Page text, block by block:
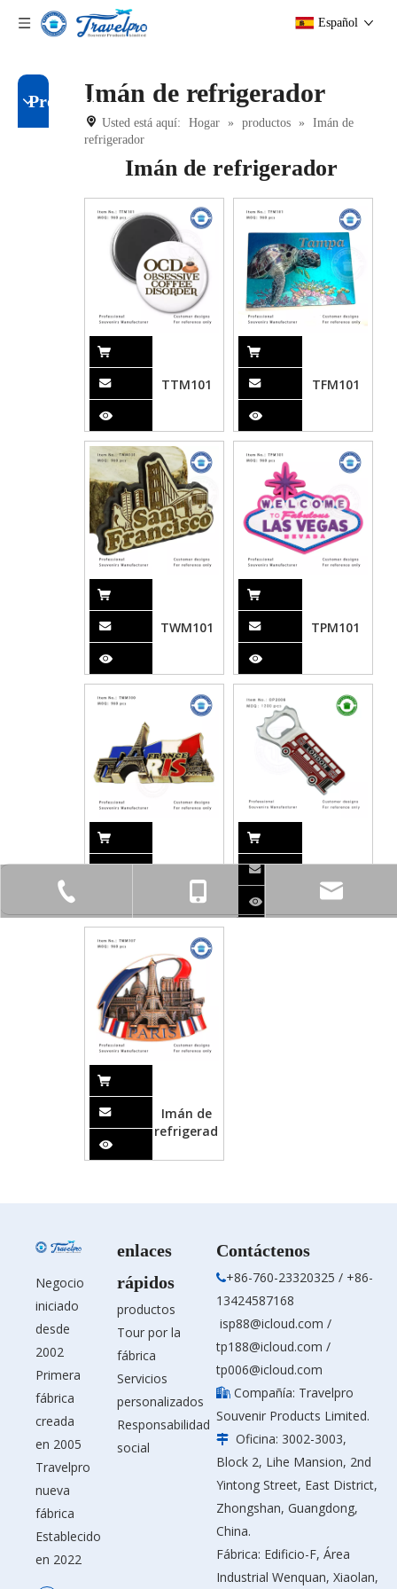
Español
ProductoImán de refrigerador
Usted está aquí: Hogar » productos »
Imán de
refrigerador
Imán de refrigerador
TTM101 TFM101
TWM101 TPM101
TMM100
Imán de
nevera 2
Imán de
refrigerador
+86-13424587168
Negocio
iniciado
desde
2002
Primera
fábrica
creada
en 2005
Travelpro
nueva
fábrica
Establecido
en 2022
enlaces
rápidos
productos
Tour por la
fábrica
Servicios
personalizados
Responsabilidad
social
Contáctenos
+86-760-23320325 / +86-
13424587168
isp88@icloud.com /
tp188@icloud.com /
tp006@icloud.com
 Compañía: Travelpro
Souvenir Products Limited.
 Oficina: 3002-3003,
Block 2, Lihe Mansion, 2nd
Yintong Street, East District,
Zhongshan, Guangdong,
China.
Fábrica: Edificio-F, Área
Industrial Wenquan, Xiaolan,